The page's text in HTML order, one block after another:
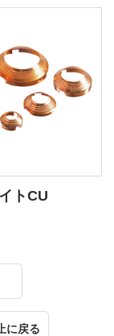
トCU
に戻る